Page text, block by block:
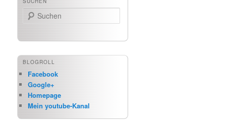
Suchen
BLOGROLL
Facebook
Google+
Homepage
Mein youtube-Kanal